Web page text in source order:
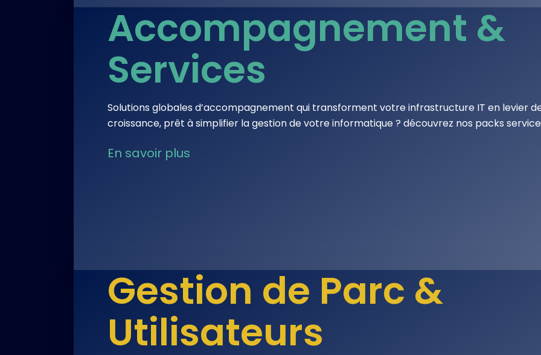
Accompagnement &
Services
Solutions globales d’accompagnement qui transforment votre infrastructure IT en levier
croissance, prêt à simplifier la gestion de votre informatique ? découvrez nos packs
En savoir plus
Gestion de Parc &
Utilisateurs